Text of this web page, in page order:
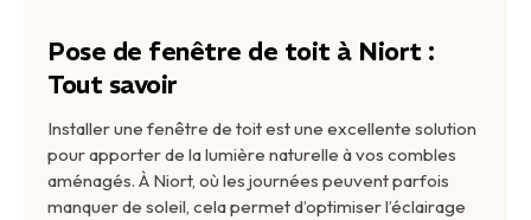
Pose de fenêtre de toit à Niort :
Tout savoir
Installer une fenêtre de toit est une excellente solution
pour apporter de la lumière naturelle à vos combles
aménagés. À Niort, où les journées peuvent parfois
manquer de soleil, cela permet d’optimiser l’éclairage